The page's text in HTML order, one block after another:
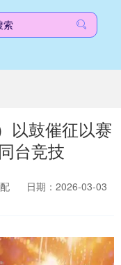
以鼓催征以赛
台竞技
日期：2026-03-03